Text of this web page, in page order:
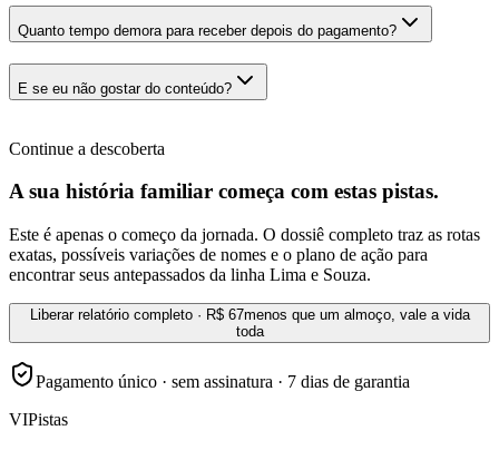
Quanto tempo demora para receber depois do pagamento?
E se eu não gostar do conteúdo?
Continue a descoberta
A sua história familiar começa com estas pistas.
Este é apenas o começo da jornada. O dossiê completo traz as rotas
exatas, possíveis variações de nomes e o plano de ação para
encontrar seus antepassados da linha Lima e Souza.
Liberar relatório completo · R$ 67menos que um almoço, vale a vida
toda
Pagamento único · sem assinatura · 7 dias de garantia
VIPistas